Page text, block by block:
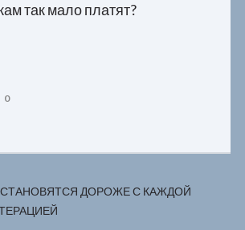
так мало платят?
0
ДОРОЖЕ С КАЖДОЙ